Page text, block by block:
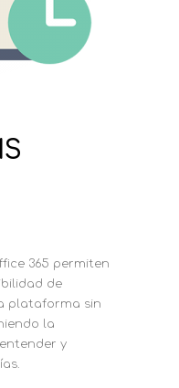
365 permiten
de
plataforma sin
la
y